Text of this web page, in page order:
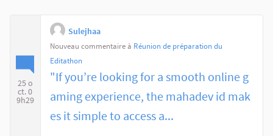
25 o
ct. 0
9h29
Sulejhaa
Nouveau commentaire à Réunion de préparation du
Editathon
"If you’re looking for a smooth online g
aming experience, the mahadev id mak
es it simple to access a...